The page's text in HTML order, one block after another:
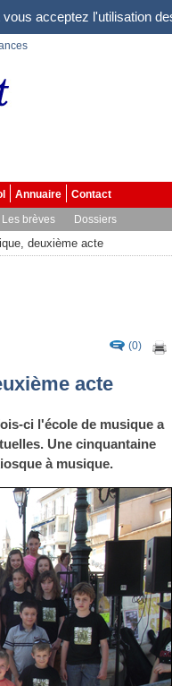
acceptez l'utilisation
Annuaire
Contact
Les brèves Dossiers
deuxième acte
(0)
acte
ci l'école de musique a
Une cinquantaine
à musique.